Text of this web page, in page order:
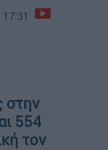
στην
554
τον